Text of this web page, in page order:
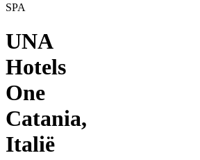
SPA
UNA
Hotels
One
Catania,
Italië